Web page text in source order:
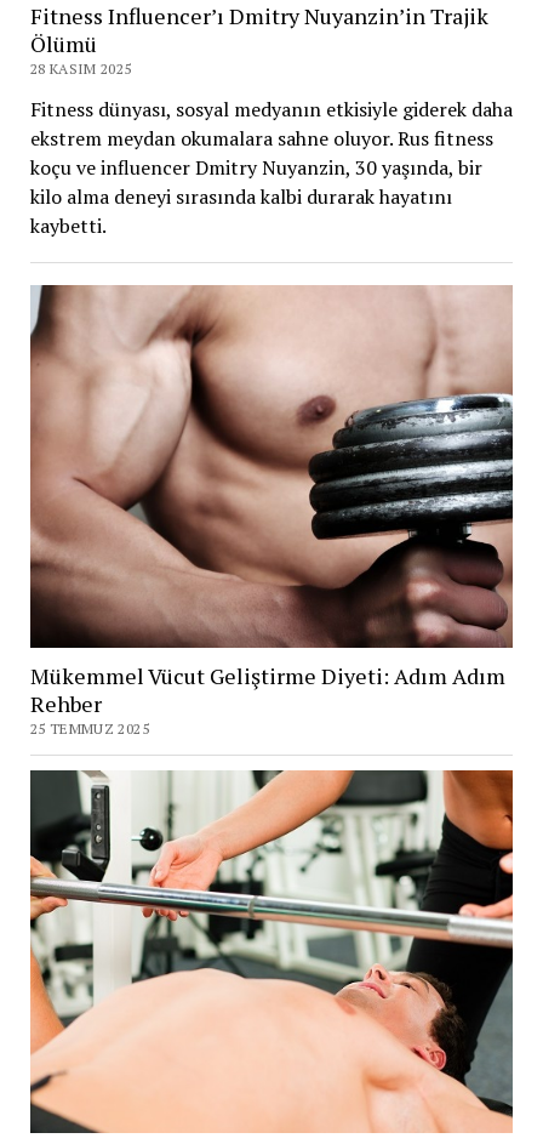
Fitness Influencer’ı Dmitry Nuyanzin’in Trajik
Ölümü
28 KASIM 2025
Fitness dünyası, sosyal medyanın etkisiyle giderek daha
ekstrem meydan okumalara sahne oluyor. Rus fitness
koçu ve influencer Dmitry Nuyanzin, 30 yaşında, bir
kilo alma deneyi sırasında kalbi durarak hayatını
kaybetti.
Mükemmel Vücut Geliştirme Diyeti: Adım Adım
Rehber
25 TEMMUZ 2025